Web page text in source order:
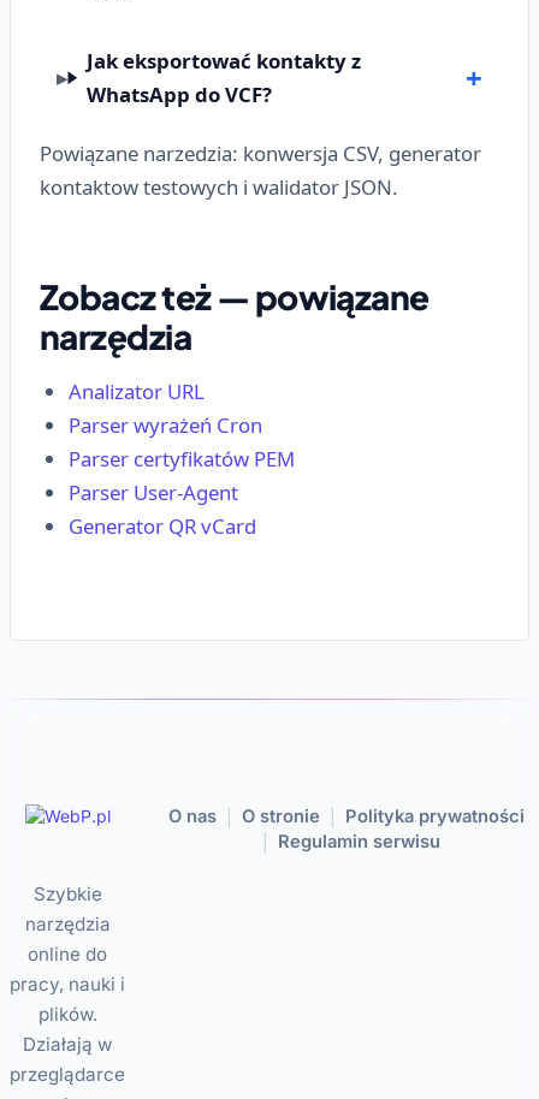
Jak eksportować kontakty z
WhatsApp do VCF?
Powiązane narzedzia: konwersja CSV, generator
kontaktow testowych i walidator JSON.
Zobacz też — powiązane
narzędzia
Analizator URL
Parser wyrażeń Cron
Parser certyfikatów PEM
Parser User-Agent
Generator QR vCard
Szybkie
narzędzia
online do
pracy, nauki i
plików.
Działają w
przeglądarce
O nas O stronie Polityka prywatności
Regulamin serwisu